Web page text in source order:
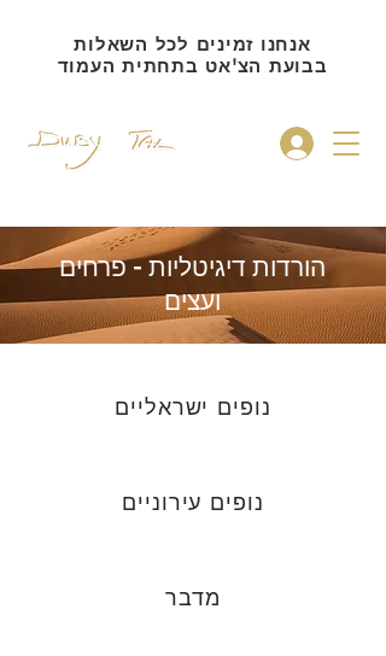
אנחנו זמינים לכל השאלות
בבועת הצ'אט בתחתית העמוד
הורדות דיגיטליות - פרחים
ועצים
נופים ישראליים
נופים עירוניים
מדבר